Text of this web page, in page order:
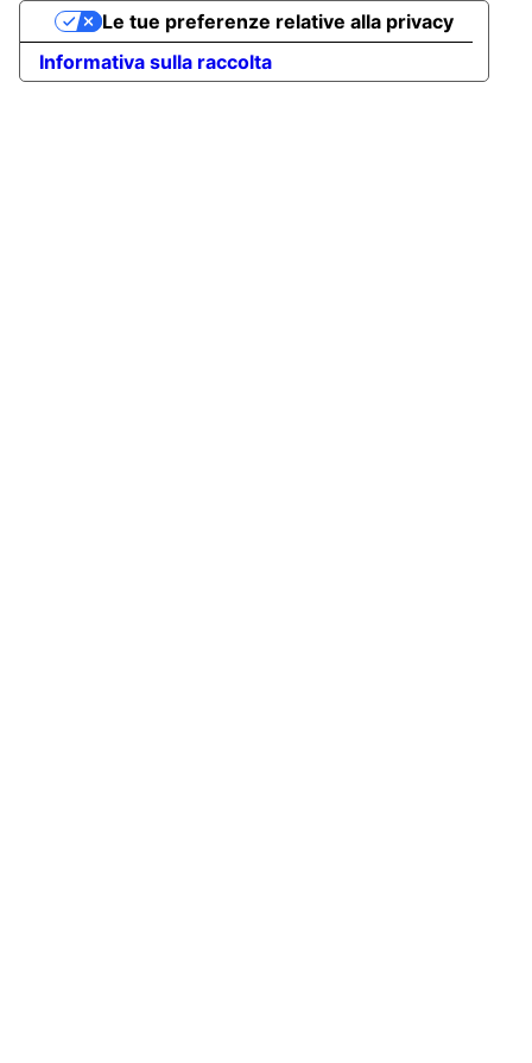
Informativa sulla raccolta
Le tue preferenze relative alla privacy